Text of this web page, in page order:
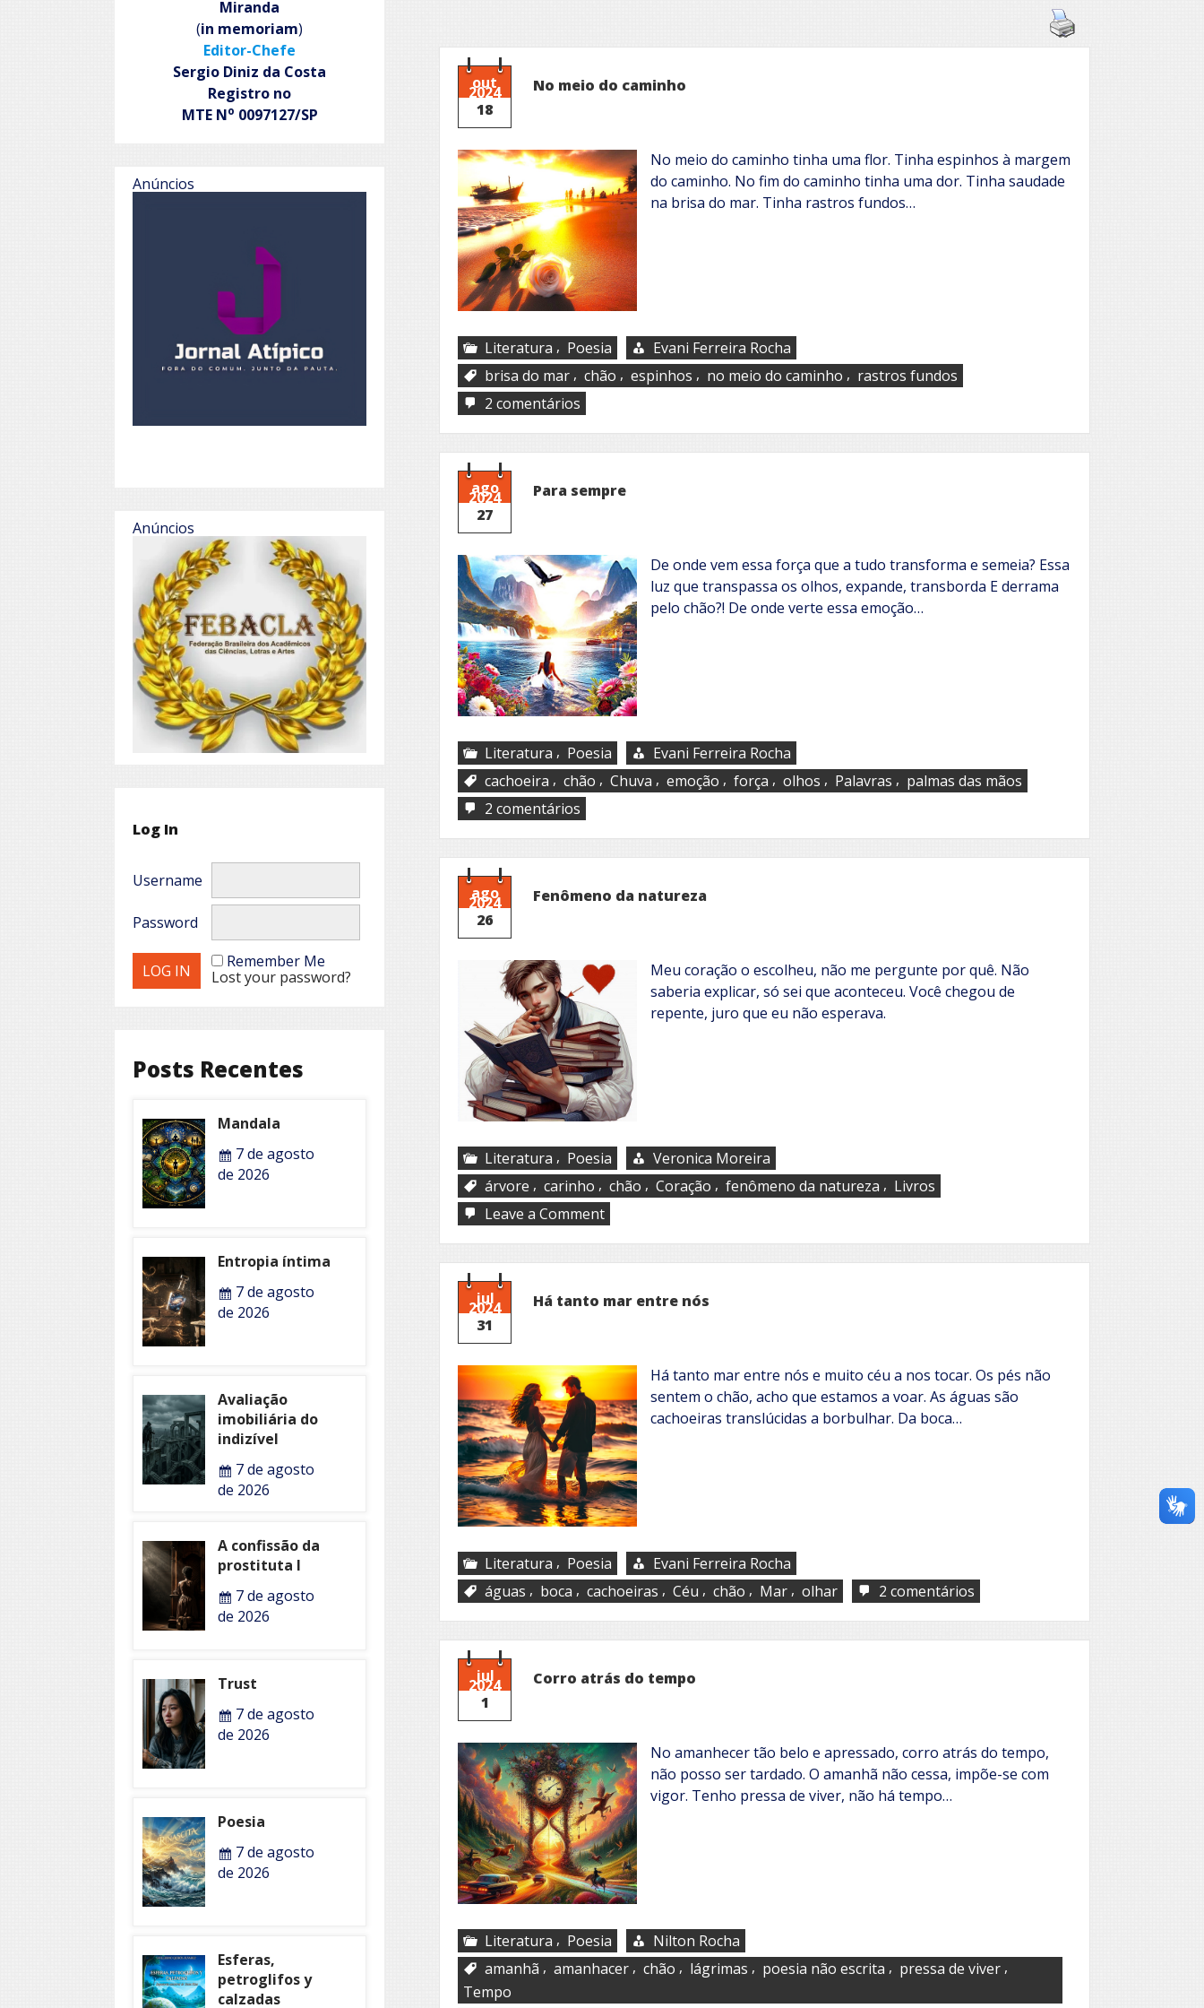
out
2024
18
No meio do caminho
No meio do caminho tinha uma flor. Tinha espinhos à margem
do caminho. No fim do caminho tinha uma dor. Tinha saudade
na brisa do mar. Tinha rastros fundos…
Literatura , Poesia
Evani Ferreira Rocha
brisa do mar , chão , espinhos , no meio do caminho , rastros fundos
2 comentários
No
meio
do
ago
2024
27
Para sempre
De onde vem essa força que a tudo transforma e semeia? Essa
luz que transpassa os olhos, expande, transborda E derrama
pelo chão?! De onde verte essa emoção…
Literatura , Poesia
Evani Ferreira Rocha
cachoeira , chão , Chuva , emoção , força , olhos , Palavras , palmas das mãos
2 comentários
Para
sempre
ago
2024
26
Fenômeno da natureza
Meu coração o escolheu, não me pergunte por quê. Não
saberia explicar, só sei que aconteceu. Você chegou de
repente, juro que eu não esperava.
Literatura , Poesia
Veronica Moreira
árvore , carinho , chão , Coração , fenômeno da natureza , Livros
Leave a Commenton
Fenômeno
da
natureza
jul
2024
31
Há tanto mar entre nós
Há tanto mar entre nós e muito céu a nos tocar. Os pés não
sentem o chão, acho que estamos a voar. As águas são
cachoeiras translúcidas a borbulhar. Da boca…
Literatura , Poesia
Evani Ferreira Rocha
águas , boca , cachoeiras , Céu , chão , Mar , olhar 2 comentários
Há
tanto
mar
jul
2024
1
Corro atrás do tempo
No amanhecer tão belo e apressado, corro atrás do tempo,
não posso ser tardado. O amanhã não cessa, impõe-se com
vigor. Tenho pressa de viver, não há tempo…
Literatura , Poesia
Nilton Rocha
amanhã , amanhacer , chão , lágrimas , poesia não escrita , pressa de viver ,
Tempo
Miranda
(in memoriam)
Editor-Chefe
Sergio Diniz da Costa
Registro no
MTE No 0097127/SP
Anúncios
Anúncios
Log In
Username
Password
Remember Me
Lost your password?
Posts Recentes
Mandala
7 de agosto
de 2026
Entropia íntima
7 de agosto
de 2026
Avaliação
imobiliária do
indizível
7 de agosto
de 2026
A confissão da
prostituta I
7 de agosto
de 2026
Trust
7 de agosto
de 2026
Poesia
7 de agosto
de 2026
Esferas,
petroglifos y
calzadas